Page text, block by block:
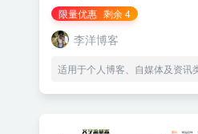
限量优惠 剩余 4
李洋博客
适用于个人博客、自媒体及资讯